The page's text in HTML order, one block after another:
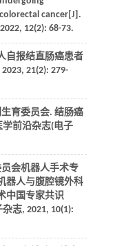
cancer[J].
12(2): 68-73.
自报结直肠癌患者
21(2): 279-
育委员会. 结肠癌
前沿杂志(电子
会机器人手术专
器人与腹腔镜外科
中国专家共识
志, 2021, 10(1):